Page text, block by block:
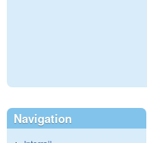
Navigation